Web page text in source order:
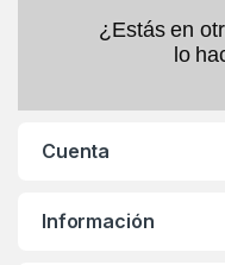
¿Estás en
lo
Cuenta
Información